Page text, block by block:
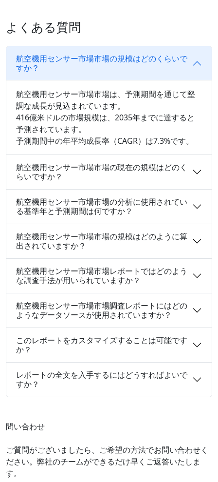
よくある質問
航空機用センサー市場市場の規模はどのくらいで
すか？
航空機用センサー市場市場は、予測期間を通じて堅
調な成長が見込まれています。
416億米ドルの市場規模は、2035年までに達すると
予測されています。
予測期間中の年平均成長率（CAGR）は7.3%です。
航空機用センサー市場市場の現在の規模はどのく
らいですか？
航空機用センサー市場市場の分析に使用されてい
る基準年と予測期間は何ですか？
航空機用センサー市場市場の規模はどのように算
出されていますか？
航空機用センサー市場市場レポートではどのよう
な調査手法が用いられていますか？
航空機用センサー市場市場調査レポートにはどの
ようなデータソースが使用されていますか？
このレポートをカスタマイズすることは可能です
か？
レポートの全文を入手するにはどうすればよいで
すか？
問い合わせ
ご質問がございましたら、ご希望の方法でお問い合わせく
ださい。弊社のチームができるだけ早くご返答いたしま
す。